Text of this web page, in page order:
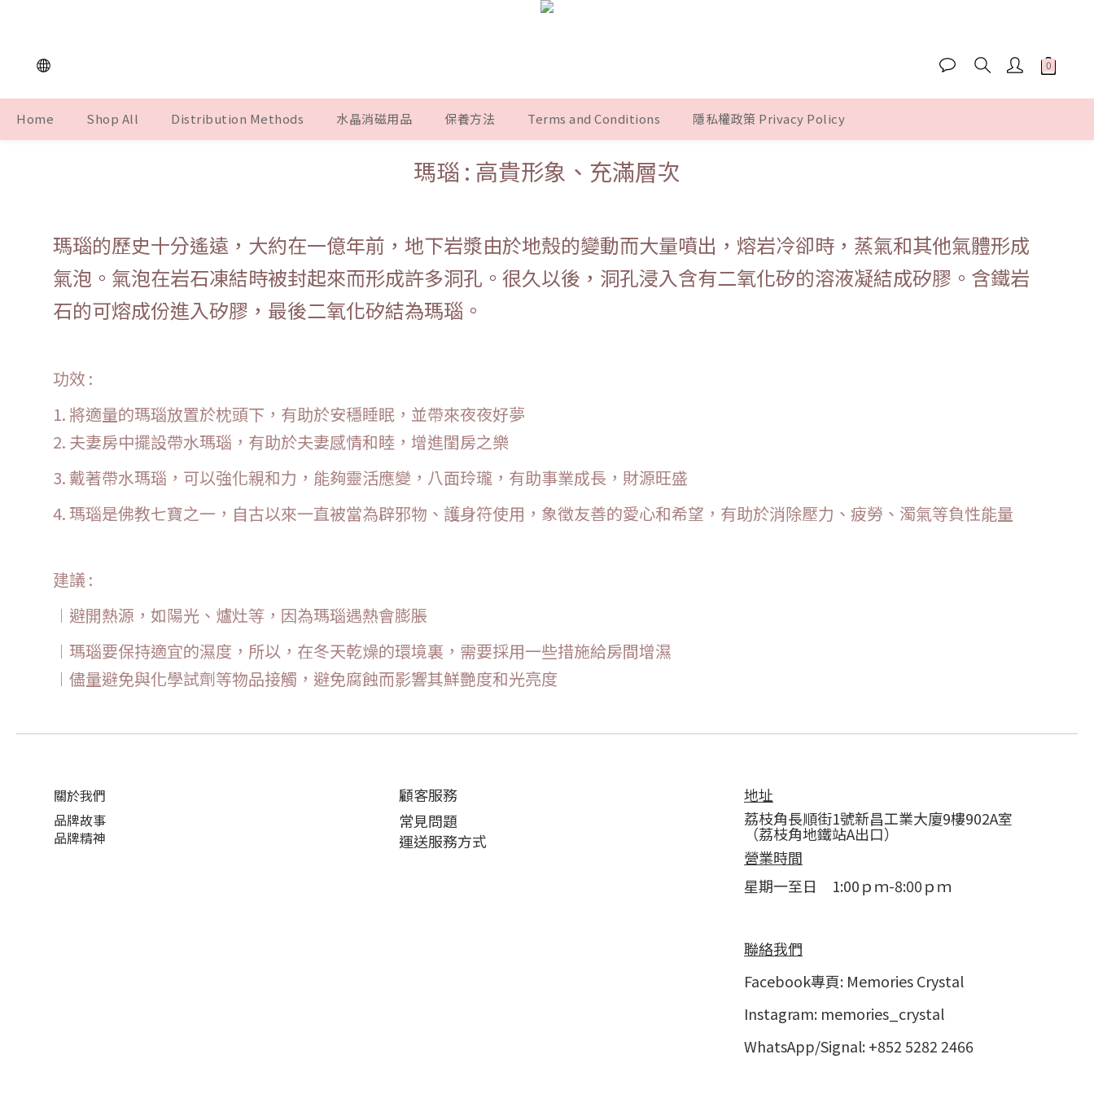
Home Shop All Distribution Methods 水晶消磁用品 保養方法 Terms and Conditions 隱私權政策 Privacy Policy
瑪瑙 : 高貴形象、充滿層次
瑪瑙的歷史十分遙遠，大約在一億年前，地下岩漿由於地殼的變動而大量噴出，熔岩冷卻時，蒸氣和其他氣體形成
氣泡。氣泡在岩石凍結時被封起來而形成許多洞孔。很久以後，洞孔浸入含有二氧化矽的溶液凝結成矽膠。含鐵岩
石的可熔成份進入矽膠，最後二氧化矽結為瑪瑙。
功效 :
1. 將適量的瑪瑙放置於枕頭下，有助於安穩睡眠，並帶來夜夜好夢
2. 夫妻房中擺設帶水瑪瑙，有助於夫妻感情和睦，增進閨房之樂
3. 戴著帶水瑪瑙，可以強化親和力，能夠靈活應變，八面玲瓏，有助事業成長，財源旺盛
4.瑪瑙是佛教七寶之一，自古以來一直被當為辟邪物、護身符使用，象徵友善的愛心和希望，有助於消除壓力、疲勞、濁氣等負性能量
建議 :
︱避開熱源，如陽光、爐灶等，因為瑪瑙遇熱會膨脹
︱瑪瑙要保持適宜的濕度，所以，在冬天乾燥的環境裏，需要採用一些措施給房間增濕
︱儘量避免與化學試劑等物品接觸，避免腐蝕而影響其鮮艷度和光亮度
關於我們
品牌故事
品牌精神
顧客服務
常見問題
運送服務方式
地址
荔枝角長順街1號新昌工業大廈9樓902A室
（荔枝角地鐵站A出口）
營業時間
星期一至日 1:00ｐｍ-8:00ｐｍ
聯絡我們
Facebook專頁: Memories Crystal
Instagram: memories_crystal
WhatsApp/Signal: +852 5282 2466